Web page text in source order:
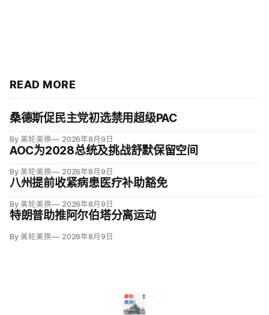
READ MORE
桑德斯促民主党初选禁用超级PAC
By 美轮美换 2026年8月9日
AOC为2028总统及挑战舒默保留空间
By 美轮美换 2026年8月9日
八州提前收紧病患医疗补助豁免
By 美轮美换 2026年8月9日
特朗普助推阿尔伯塔分离运动
By 美轮美换 2026年8月9日